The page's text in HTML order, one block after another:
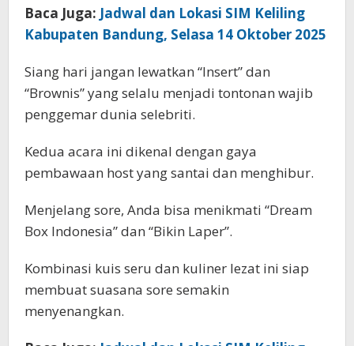
Baca Juga: Jadwal dan Lokasi SIM Keliling
Kabupaten Bandung, Selasa 14 Oktober 2025
Siang hari jangan lewatkan “Insert” dan
“Brownis” yang selalu menjadi tontonan wajib
penggemar dunia selebriti.
Kedua acara ini dikenal dengan gaya
pembawaan host yang santai dan menghibur.
Menjelang sore, Anda bisa menikmati “Dream
Box Indonesia” dan “Bikin Laper”.
Kombinasi kuis seru dan kuliner lezat ini siap
membuat suasana sore semakin
menyenangkan.